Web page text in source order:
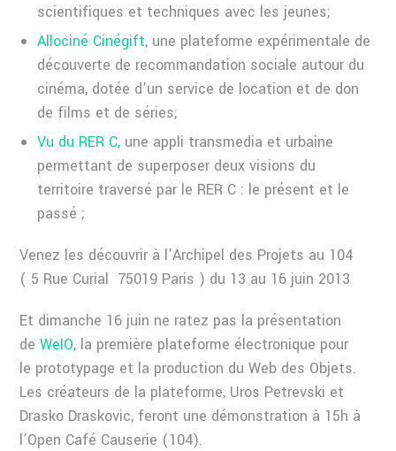
scientifiques et techniques avec les jeunes;
Allociné Cinégift, une plateforme expérimentale de
découverte de recommandation sociale autour du
cinéma, dotée d’un service de location et de don
de films et de séries;
Vu du RER C, une appli transmedia et urbaine
permettant de superposer deux visions du
territoire traversé par le RER C : le présent et le
passé ;
Venez les découvrir à l’Archipel des Projets au 104
( 5 Rue Curial 75019 Paris ) du 13 au 16 juin 2013
Et dimanche 16 juin ne ratez pas la présentation
deWeIO, la première plateforme électronique pour
le prototypage et la production du Web des Objets.
Les créateurs de la plateforme, Uros Petrevski et
Drasko Draskovic, feront une démonstration à 15h à
l’Open Café Causerie (104).